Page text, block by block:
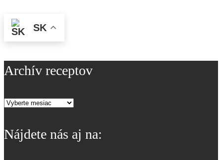
SK
Archív receptov
Archív
Nájdete nás aj na: